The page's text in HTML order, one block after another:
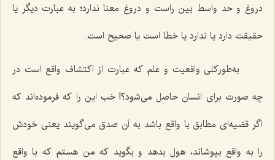
دروغ و حد واسط بین راست و دروغ معنا ندارد؛ به عبارت دیگر یا
حقیقت دارد یا ندارد یا خطا است یا صحیح است.
به‌طورکلی واقعیت و علم که عبارت از اکتشاف واقع است در
چه صورت برای انسان حاصل می‌شود؟! خب این را که فرموده‌اند که
اگر قضیه‌ای مطابق با واقع باشد به آن صدق می‌گویند یعنی خودش
را به واقع بپوشاند، هول بدهد و بگوید که من هستم که با واقع